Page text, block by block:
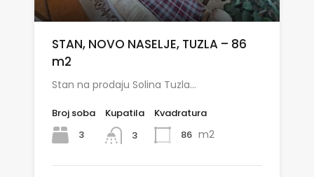
STAN, NOVO NASELJE, TUZLA – 86
m2
Stan na prodaju Solina Tuzla…
Broj soba
3
Kupatila
3
Kvadratura
86 m2